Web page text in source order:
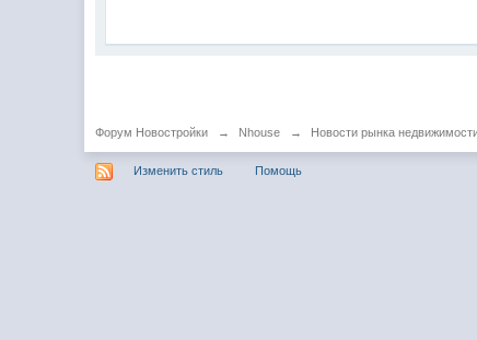
Форум Новостройки → Nhouse → Новости рынка
Изменить стиль Помощь